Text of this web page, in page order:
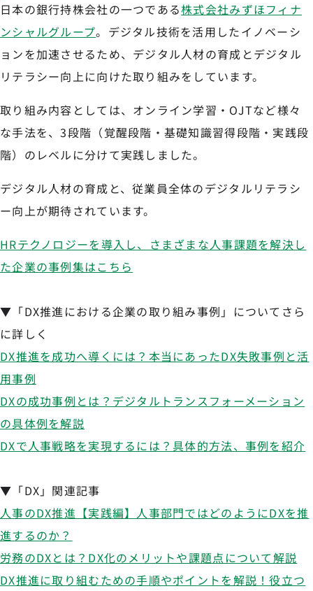
日本の銀行持株会社の一つである株式会社みずほフィナ
ンシャルグループ。デジタル技術を活用したイノベーシ
ョンを加速させるため、デジタル人材の育成とデジタル
リテラシー向上に向けた取り組みをしています。
取り組み内容としては、オンライン学習・OJTなど様々
な手法を、3段階（覚醒段階・基礎知識習得段階・実践段
階）のレベルに分けて実践しました。
デジタル人材の育成と、従業員全体のデジタルリテラシ
ー向上が期待されています。
HRテクノロジーを導入し、さまざまな人事課題を解決し
た企業の事例集はこちら
▼「DX推進における企業の取り組み事例」についてさら
に詳しく
DX推進を成功へ導くには？本当にあったDX失敗事例と活
用事例
DXの成功事例とは？デジタルトランスフォーメーション
の具体例を解説
DXで人事戦略を実現するには？具体的方法、事例を紹介
▼「DX」関連記事
人事のDX推進【実践編】人事部門ではどのようにDXを推
進するのか？
労務のDXとは？DX化のメリットや課題点について解説
DX推進に取り組むための手順やポイントを解説！役立つ